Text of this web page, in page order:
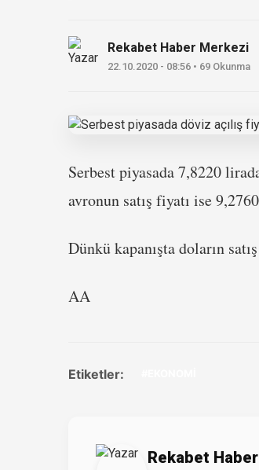
Rekabet Haber Merkezi
22.10.2020 - 08:56 • 69 Okunma
Serbest piyasada 7,8220
avronun satış fiyatı ise
Dünkü kapanışta doların
AA
Etiketler:
Rekabet